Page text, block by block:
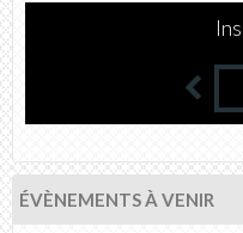
ÉVÈNEMENTS À VENIR